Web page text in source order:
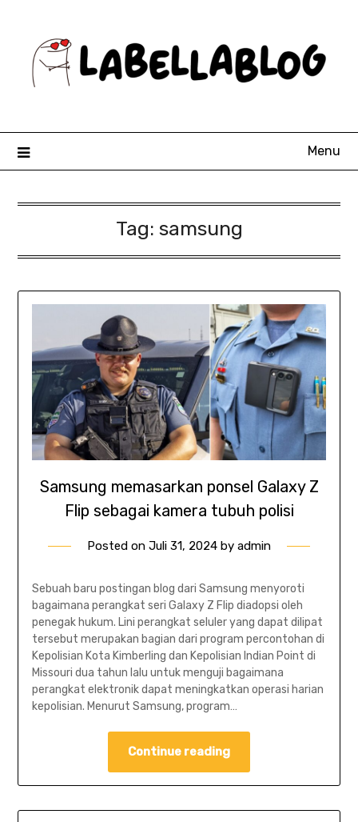
content
Menu
Tag: samsung
Samsung memasarkan ponsel Galaxy Z
Flip sebagai kamera tubuh polisi
Posted on Juli 31, 2024 by admin
Sebuah baru postingan blog dari Samsung menyoroti
bagaimana perangkat seri Galaxy Z Flip diadopsi oleh
penegak hukum. Lini perangkat seluler yang dapat dilipat
tersebut merupakan bagian dari program percontohan di
Kepolisian Kota Kimberling dan Kepolisian Indian Point di
Missouri dua tahun lalu untuk menguji bagaimana
perangkat elektronik dapat meningkatkan operasi harian
kepolisian. Menurut Samsung, program…
Continue reading